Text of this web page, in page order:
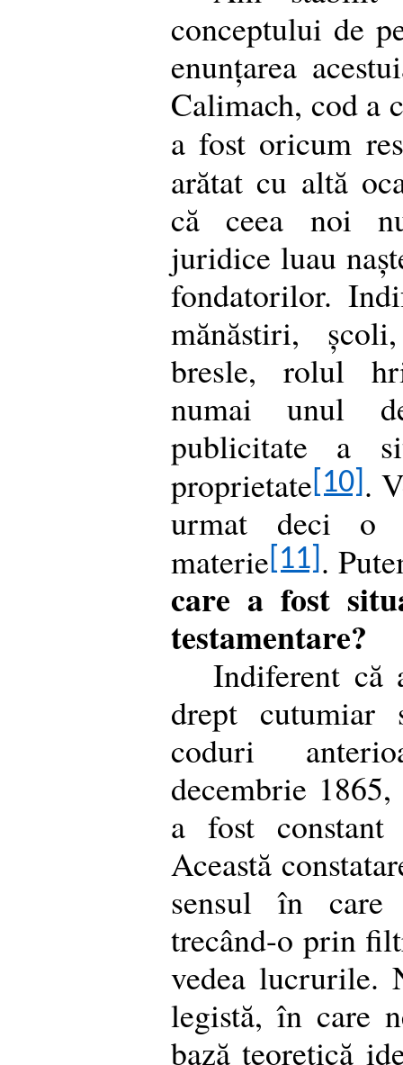
conceptului de
enunțarea
Calimach, cod a
a fost oricum
arătat cu altă
că ceea noi
juridice luau
fondatorilor.
mănăstiri,
bresle, rolul
numai unul
publicitate a
proprietate [10] .
urmat deci o
materie [11] .
care a fost
testamentare?
Indiferent că
drept cutumiar
coduri
decembrie
a fost constant
Această
sensul în care
trecând-o prin
vedea lucrurile.
legistă, în care
bază teoretică